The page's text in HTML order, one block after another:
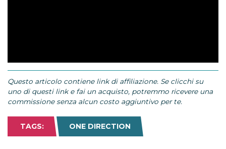
Questo articolo contiene link di affiliazione. Se clicchi su
uno di questi link e fai un acquisto, potremmo ricevere una
commissione senza alcun costo aggiuntivo per te.
TAGS: ONE DIRECTION